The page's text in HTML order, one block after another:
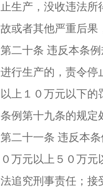
止生产，没收违法所
故或者其他严重后果
第二十条 违反本条
进行生产的，责令停
以上１０万元以下
条例第十九条的规定
第二十一条 违反本
０万元以上５０万
法追究刑事责任；接